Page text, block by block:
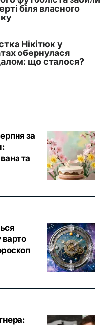
за
та
варто